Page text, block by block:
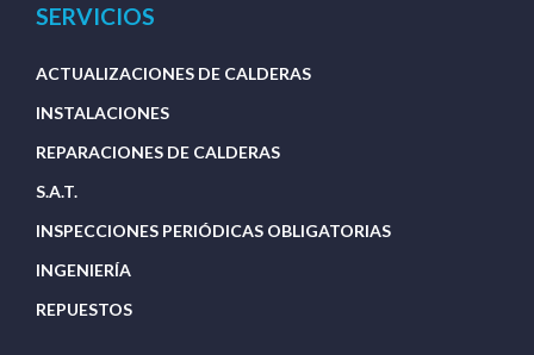
SERVICIOS
ACTUALIZACIONES DE CALDERAS
INSTALACIONES
REPARACIONES DE CALDERAS
S.A.T.
INSPECCIONES PERIÓDICAS OBLIGATORIAS
INGENIERÍA
REPUESTOS